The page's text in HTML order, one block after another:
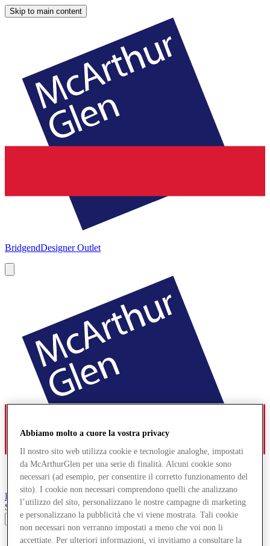
Skip to main content
BridgendDesigner Outlet
Bridgend
Search input
Negozi
Abbiamo molto a cuore la vostra privacy
Il nostro sito web utilizza cookie e tecnologie analoghe, impostati
da McArthurGlen per una serie di finalità. Alcuni cookie sono
necessari (ad esempio, per consentire il corretto funzionamento del
sito). I cookie non necessari comprendono quelli che analizzano
l’utilizzo del sito, personalizzano le nostre campagne di marketing
e personalizzano la pubblicità che vi viene mostrata. Tali cookie
non necessari non verranno impostati a meno che voi non li
accettiate. Per ulteriori informazioni, vi invitiamo a consultare la